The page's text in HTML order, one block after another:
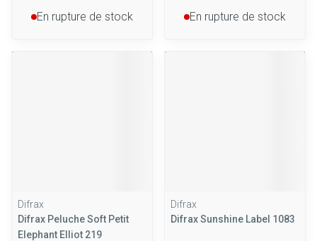
En rupture de stock En rupture de stock
Difrax
Difrax Peluche Soft Petit
Elephant Elliot 219
Difrax
Difrax Sunshine Label 1083